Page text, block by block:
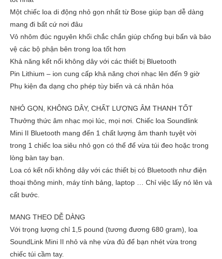
Một chiếc loa di động nhỏ gọn nhất từ Bose giúp bạn dễ dàng
mang đi bất cứ nơi đâu
Vỏ nhôm đúc nguyên khối chắc chắn giúp chống bụi bẩn và bảo
vệ các bộ phận bên trong loa tốt hơn
Khả năng kết nối không dây với các thiết bị Bluetooth
Pin Lithium – ion cung cấp khả năng chơi nhạc lên đến 9 giờ
Phụ kiện đa dạng cho phép tùy biến và cá nhân hóa
NHỎ GỌN, KHÔNG DÂY, CHẤT LƯỢNG ÂM THANH TỐT
Thưởng thức âm nhạc mọi lúc, mọi nơi. Chiếc loa Soundlink
Mini II Bluetooth mang đến 1 chất lượng âm thanh tuyệt vời
trong 1 chiếc loa siêu nhỏ gọn có thể để vừa túi đeo hoặc trong
lòng bàn tay bạn.
Loa có kết nối không dây với các thiết bị có Bluetooth như điện
thoại thông minh, máy tính bảng, laptop … Chỉ việc lấy nó lên và
cất bước.
MANG THEO DỄ DÀNG
Với trọng lượng chỉ 1,5 pound (tương đương 680 gram), loa
SoundLink Mini II nhỏ và nhẹ vừa đủ để bạn nhét vừa trong
chiếc túi cầm tay.